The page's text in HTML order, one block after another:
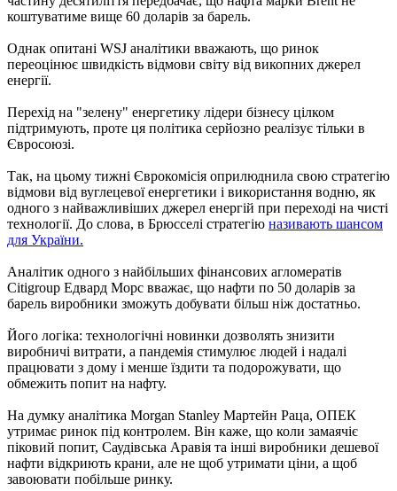
коштуватиме вище 60 доларів за барель.
Однак опитані WSJ аналітики вважають, що ринок
переоцінює швидкість відмови світу від викопних джерел
енергії.
Перехід на "зелену" енергетику лідери бізнесу цілком
підтримують, проте ця політика серйозно реалізує тільки в
Євросоюзі.
Так, на цьому тижні Єврокомісія оприлюднила свою стратегію
відмови від вуглецевої енергетики і використання водню, як
одного з найважливіших джерел енергій при переході на чисті
технології. До слова, в Брюсселі стратегію називають шансом
для України.
Аналітик одного з найбільших фінансових агломератів
Citigroup Едвард Морс вважає, що нафти по 50 доларів за
барель виробники зможуть добувати більш ніж достатньо.
Його логіка: технологічні новинки дозволять знизити
виробничі витрати, а пандемія стимулює людей і надалі
працювати з дому і менше їздити та подорожувати, що
обмежить попит на нафту.
На думку аналітика Morgan Stanley Мартейн Раца, ОПЕК
утримає ринок під контролем. Він каже, що коли замаячіє
піковий попит, Саудівська Аравія та інші виробники дешевої
нафти відкриють крани, але не щоб утримати ціни, а щоб
завоювати побільше ринку.